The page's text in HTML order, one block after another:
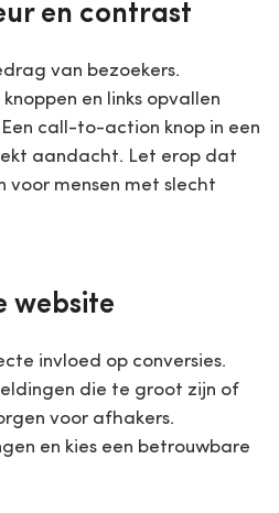
en contrast
van bezoekers.
en links opvallen
call-to-action knop in een
aandacht. Let erop dat
voor mensen met slecht
website
invloed op conversies.
die te groot zijn of
voor afhakers.
en kies een betrouwbare